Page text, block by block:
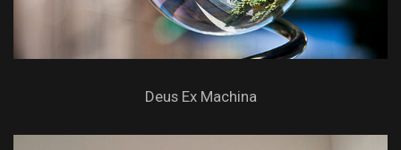
Deus Ex Machina